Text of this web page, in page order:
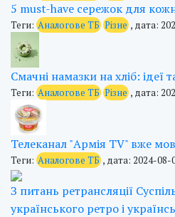
5 must-have сережок для
Теги: Аналогове ТБ Різне , дата:
Смачні намазки на хліб: ідеї
Теги: Аналогове ТБ Різне , дата:
Телеканал "Армія TV" вже
Теги: Аналогове ТБ , дата: 2024-08-
З питань ретрансляції
українського ретро і